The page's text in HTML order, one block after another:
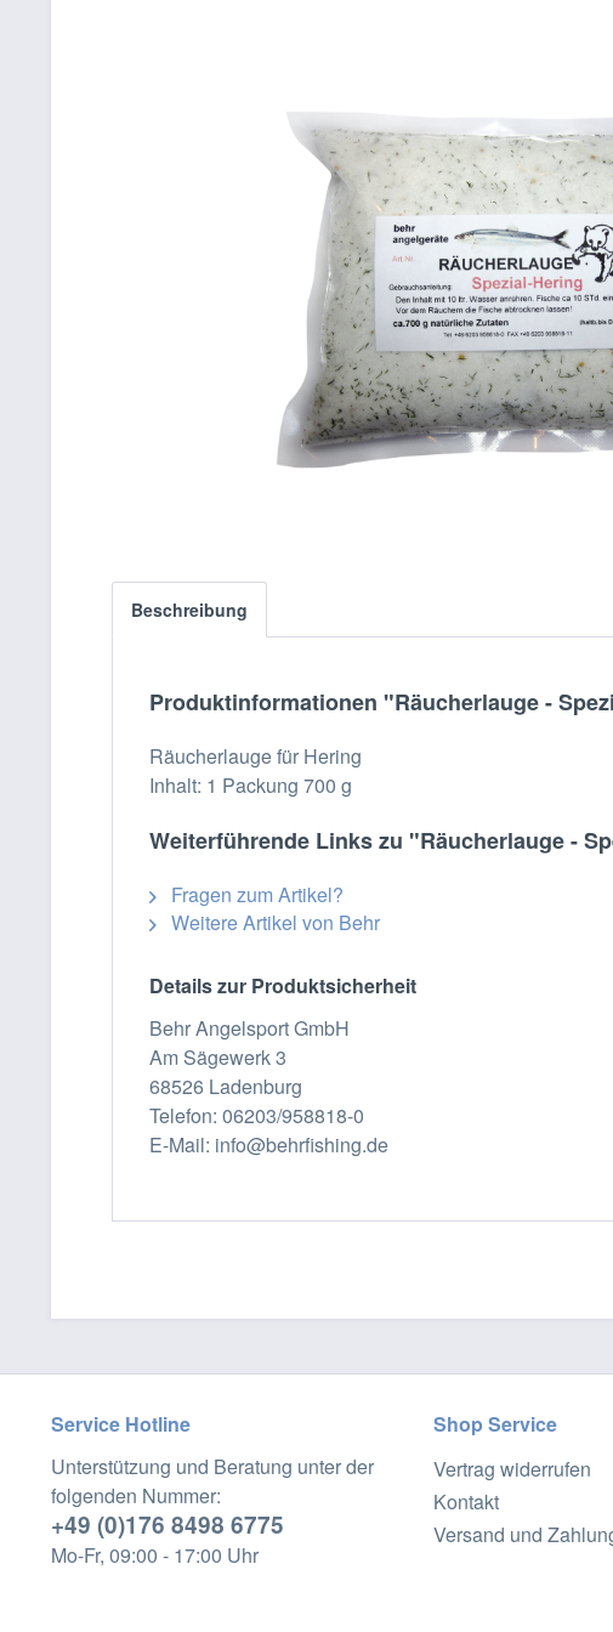
Beschreibung
Produktinformationen "Räucherlauge -
Räucherlauge für Hering
Inhalt: 1 Packung 700 g
Weiterführende Links zu "Räucherlauge -
Fragen zum Artikel?
Weitere Artikel von Behr
Details zur Produktsicherheit
Behr Angelsport GmbH
Am Sägewerk 3
68526 Ladenburg
Telefon: 06203/958818-0
E-Mail: info@behrfishing.de
Service Hotline
Unterstützung und Beratung unter der
folgenden Nummer:
+49 (0)176 8498 6775
Mo-Fr, 09:00 - 17:00 Uhr
Shop Service
Vertrag widerrufen
Kontakt
Versand und